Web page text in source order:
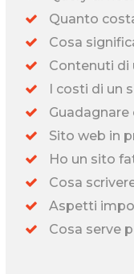
Quanto
Cosa
Contenuti di
I costi di un
Guadagnare
Sito web in
Ho un sito
Cosa
Aspetti
Cosa serve